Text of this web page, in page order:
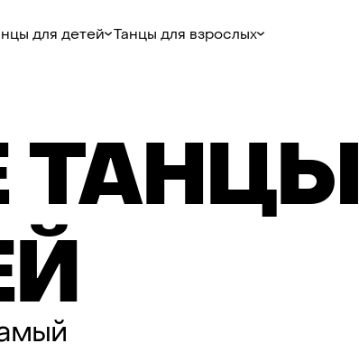
для детей Танцы для взрослых
ТАНЦЫ